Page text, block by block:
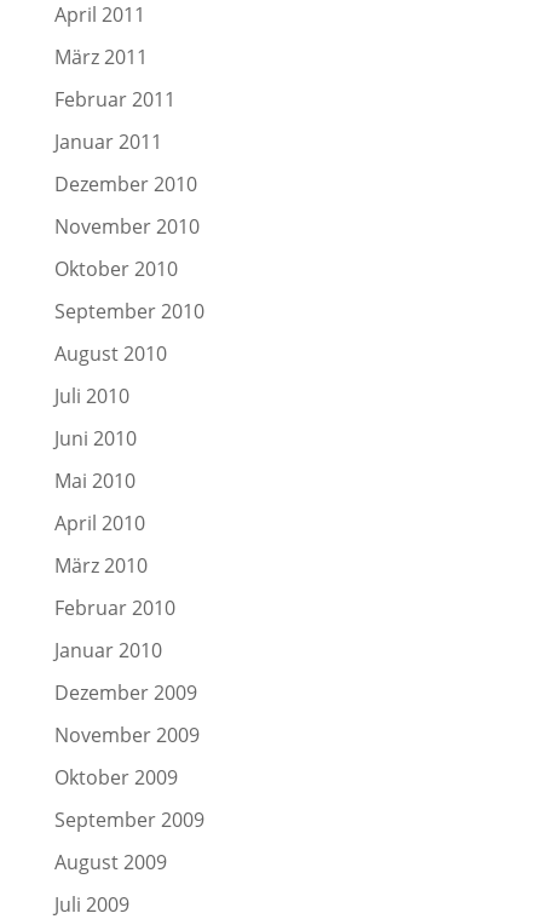
April 2011
März 2011
Februar 2011
Januar 2011
Dezember 2010
November 2010
Oktober 2010
September 2010
August 2010
Juli 2010
Juni 2010
Mai 2010
April 2010
März 2010
Februar 2010
Januar 2010
Dezember 2009
November 2009
Oktober 2009
September 2009
August 2009
Juli 2009